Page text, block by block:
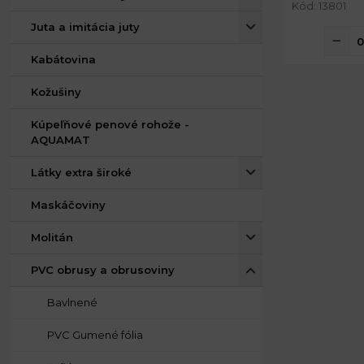
Juta a imitácia juty
Kabátovina
Kožušiny
Kúpeľňové penové rohože -
AQUAMAT
Látky extra široké
Maskáčoviny
Molitán
PVC obrusy a obrusoviny
Bavlnené
PVC Gumené fólia
Kód: 13801